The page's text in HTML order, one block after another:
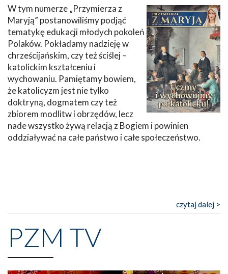
W tym numerze „Przymierza z
Maryją” postanowiliśmy podjąć
tematykę edukacji młodych pokoleń
Polaków. Pokładamy nadzieję w
chrześcijańskim, czy też ściślej –
katolickim kształceniu i
wychowaniu. Pamiętamy bowiem,
że katolicyzm jest nie tylko
doktryną, dogmatem czy też
zbiorem modlitw i obrzędów, lecz
nade wszystko żywą relacją z Bogiem i powinien
oddziaływać na całe państwo i całe społeczeństwo.
czytaj dalej >
PZM TV